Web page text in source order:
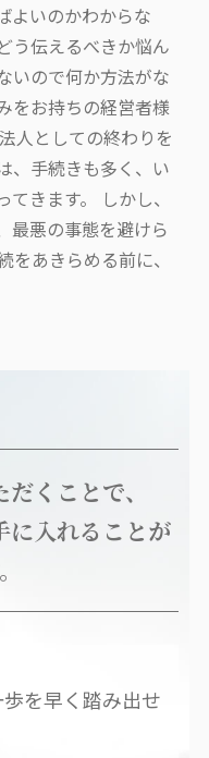
よいのかわからな
う伝えるべきか悩ん
いので何か方法がな
をお持ちの経営者様
人としての終わりを
、手続きも多く、い
きます。 しかし、
最悪の事態を避けら
をあきらめる前に、
くことで、
に入れることが
を早く踏み出せ